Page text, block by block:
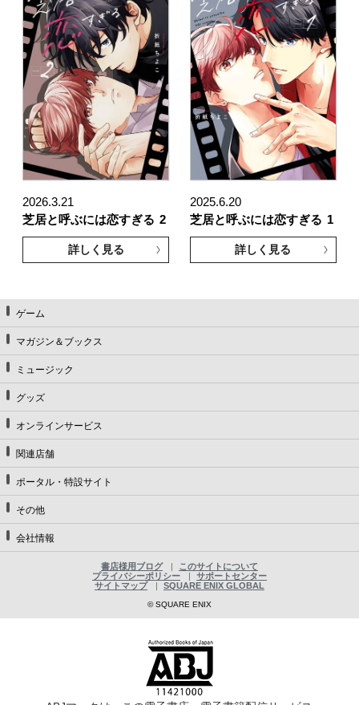
2026.3.21
芝居と呼ぶには恋すぎる 2
詳しく見る
2025.6.20
芝居と呼ぶには恋すぎる 1
詳しく見る
ゲーム
マガジン＆ブックス
ミュージック
グッズ
オンラインサービス
関連店舗
ポータル・特設サイト
その他
会社情報
書店様用ブログ
このサイトについて
プライバシーポリシー
サポートセンター
サイトマップ
SQUARE ENIX GLOBAL
© SQUARE ENIX